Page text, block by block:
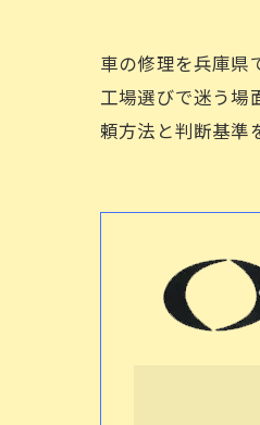
車の修理を兵庫県
工場選びで迷う場
頼方法と判断基準